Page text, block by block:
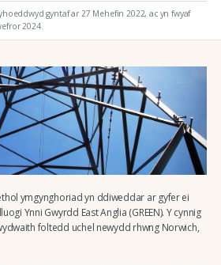
gyntaf ar 27 Mehefin 2022, ac yn fwyaf
2024.
ymgynghoriad yn ddiweddar ar gyfer ei
Ynni Gwyrdd East Anglia (GREEN). Y cynnig
foltedd uchel newydd rhwng Norwich,